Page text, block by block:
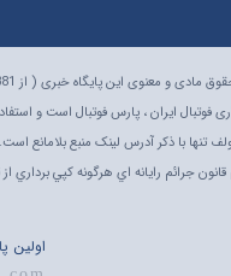
فوتبال ایران ، پارس فوتبال است و
تنها با ذکر آدرس لینک منبع بلامانع است.
فصل سوم قانون جرائم رايانه اي هرگونه کپي
اولين